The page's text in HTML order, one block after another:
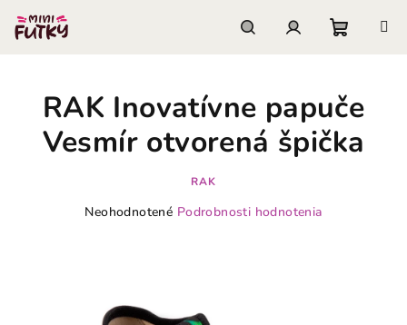
obsah
košík
RAK Inovatívne papuče
Vesmír otvorená špička
RAK
Priemerné
Neohodnotené Podrobnosti hodnotenia